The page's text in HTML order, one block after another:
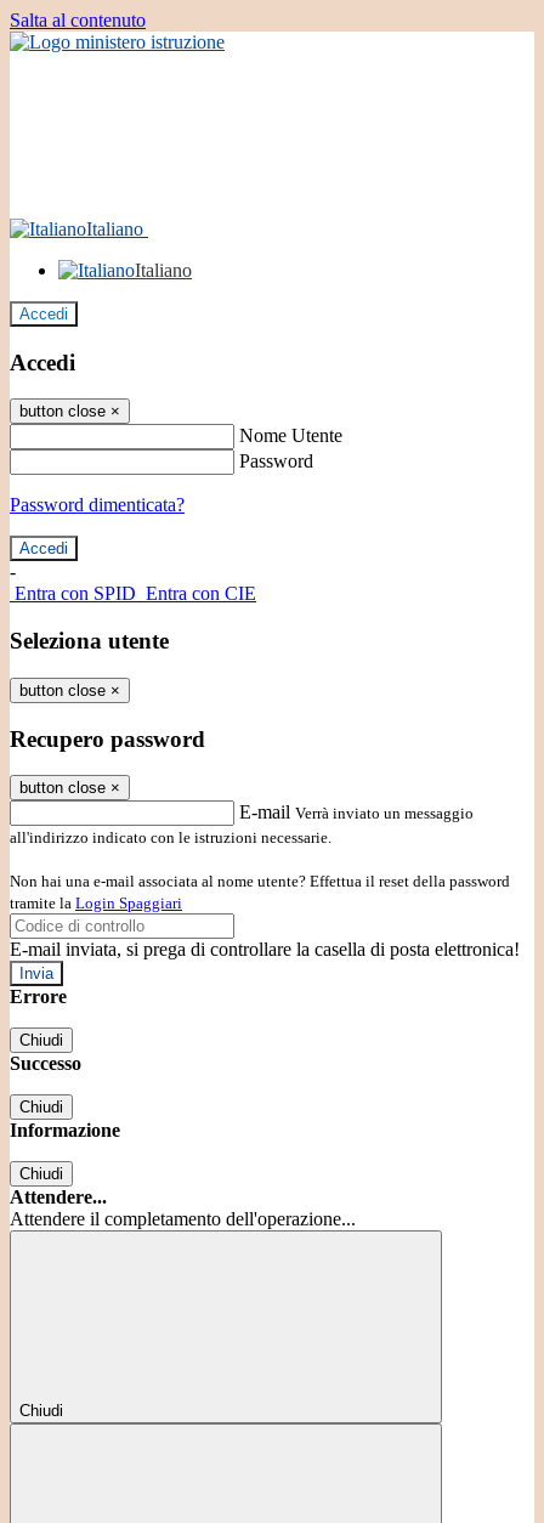
Salta al contenuto
Italiano
Italiano
Accedi
Accedi
button close ×
Nome Utente
Password
Password dimenticata?
-
Entra con SPID Entra con CIE
Seleziona utente
button close ×
Recupero password
button close ×
E-mail Verrà inviato un messaggio
all'indirizzo indicato con le istruzioni necessarie.
Non hai una e-mail associata al nome utente? Effettua il reset della password
tramite la Login Spaggiari
E-mail inviata, si prega di controllare la casella di posta elettronica!
Errore
Chiudi
Successo
Chiudi
Informazione
Chiudi
Attendere...
Attendere il completamento dell'operazione...
Chiudi